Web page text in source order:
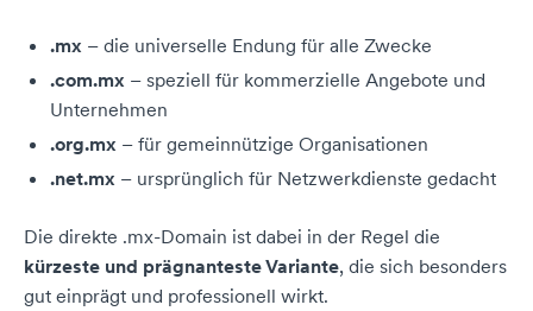
.mx – die universelle Endung für alle Zwecke
.com.mx – speziell für kommerzielle Angebote und
Unternehmen
.org.mx – für gemeinnützige Organisationen
.net.mx – ursprünglich für Netzwerkdienste gedacht
Die direkte .mx-Domain ist dabei in der Regel die
kürzeste und prägnanteste Variante, die sich besonders
gut einprägt und professionell wirkt.